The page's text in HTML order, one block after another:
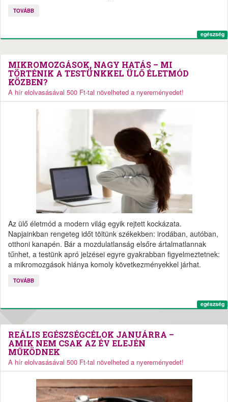
TOVÁBB
egészség
MIKROMOZGÁSOK, NAGY HATÁS – MI
TÖRTÉNIK A TESTÜNKKEL ÜLŐ ÉLETMÓD
KÖZBEN?
A hír elolvasásával 500 Ft-tal növelheted a nyereményedet!
Az ülő életmód a modern világ egyik rejtett kockázata.
Napjainkban rengeteg időt töltünk székekben: irodában, autóban,
otthoni kanapén. Bár a mozdulatlanság elsőre ártalmatlannak
tűnhet, a testünk apró jelzései egyre gyakrabban figyelmeztetnek:
a mikromozgások hiánya komoly következményekkel járhat.
TOVÁBB
egészség
REÁLIS EGÉSZSÉGCÉLOK JANUÁRRA –
AMIK NEM CSAK AZ ÉV ELEJÉN
MŰKÖDNEK
A hír elolvasásával 500 Ft-tal növelheted a nyereményedet!